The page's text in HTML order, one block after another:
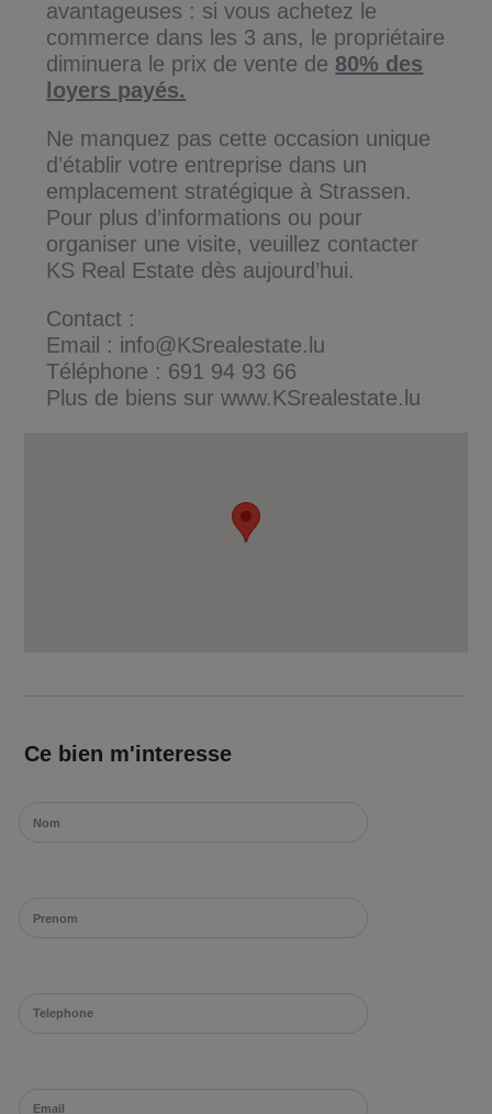
avantageuses : si vous achetez le
commerce dans les 3 ans, le propriétaire
diminuera le prix de vente de 80% des
loyers payés.
Ne manquez pas cette occasion unique
d’établir votre entreprise dans un
emplacement stratégique à Strassen.
Pour plus d’informations ou pour
organiser une visite, veuillez contacter
KS Real Estate dès aujourd’hui.
Contact :
Email : info@KSrealestate.lu
Téléphone : 691 94 93 66
Plus de biens sur www.KSrealestate.lu
Ce bien m'interesse